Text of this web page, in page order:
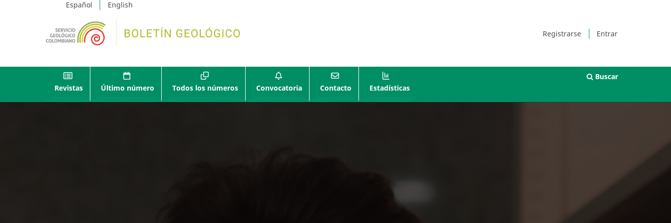
Español English
Registrarse Entrar
Revistas Último número Todos los números Convocatoria Contacto Estadísticas
Buscar